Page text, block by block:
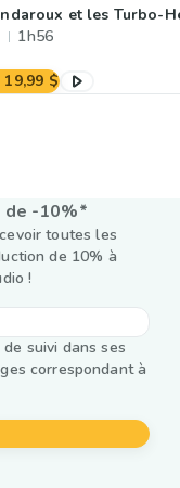
et les Turbo-
1h56
19,99 $
de -10%*
toutes les
de 10% à
!
suivi dans ses
correspondant à